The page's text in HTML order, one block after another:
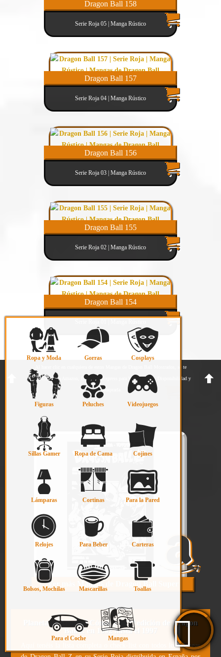
Ropa y Moda Gorras Cosplays
Figuras Peluches Videojuegos
Sillas Gamer Ropa de Cama Cojines
Lámparas Cortinas Para la Pared
Relojes Para Beber Carteras
Bolsos, Mochilas Mascarillas Toallas
Para el Coche Mangas
Dragon Ball 158
Serie Roja 05 | Manga Rústico
Dragon Ball 157
Serie Roja 04 | Manga Rústico
Dragon Ball 156
Serie Roja 03 | Manga Rústico
Dragon Ball 155
Serie Roja 02 | Manga Rústico
Dragon Ball 154
Al hacer clic en cualquiera de estos Mangas de Dragon Ball Mostrados, se te
redireccionará a Amazon, Ebay o AliExpress para Ver su Precio, Disponibilidad y
Comprarla.
Ver más Mangas de Dragon Ball Super
Planeta de Agostini Cómic y su 1º edición de Dragon
Ball Z en 1992 hasta el 1997
Aquí tenéis la lista completa o check-list con todos los Mangas